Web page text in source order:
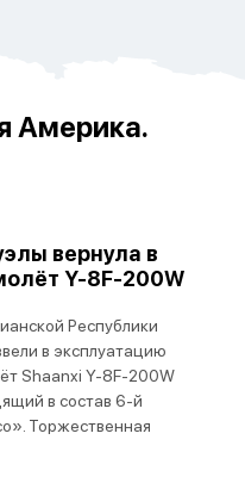
Америка.
вернула в
Y-8F-200W
Республики
в эксплуатацию
Shaanxi Y-8F-200W
в состав 6-й
Торжественная